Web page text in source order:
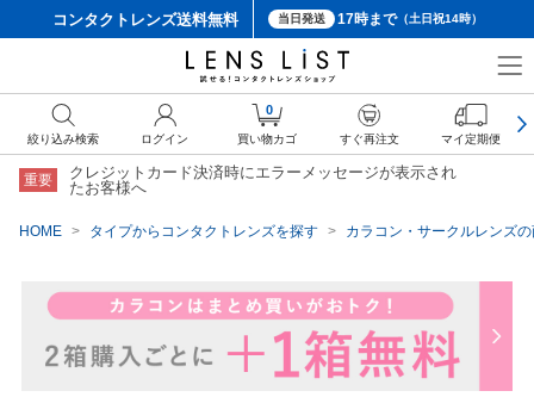
コンタクトレンズ送料無料 当日発送 17時まで（土日祝14時）
重要
クレジットカード決済時にエラーメッセージが表示され
たお客様へ
HOME タイプからコンタクトレンズを探す カラコン・サークルレンズ
絞り込み検索 ログイン
0
買い物カゴ すぐ再注文 マイ定期便
クーポン詳細